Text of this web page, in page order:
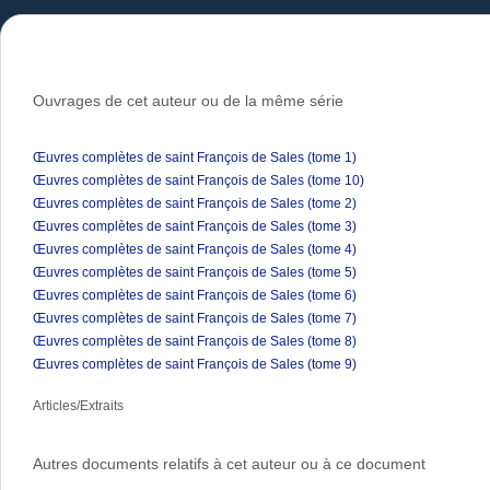
Ouvrages de cet auteur ou de la même série
Œuvres complètes de saint François de Sales (tome 1)
Œuvres complètes de saint François de Sales (tome 10)
Œuvres complètes de saint François de Sales (tome 2)
Œuvres complètes de saint François de Sales (tome 3)
Œuvres complètes de saint François de Sales (tome 4)
Œuvres complètes de saint François de Sales (tome 5)
Œuvres complètes de saint François de Sales (tome 6)
Œuvres complètes de saint François de Sales (tome 7)
Œuvres complètes de saint François de Sales (tome 8)
Œuvres complètes de saint François de Sales (tome 9)
Articles/Extraits
Autres documents relatifs à cet auteur ou à ce document